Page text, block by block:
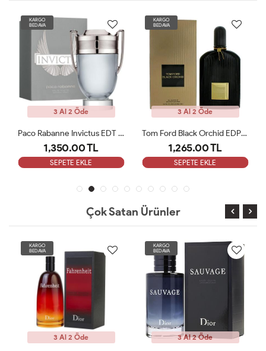
KARGO
BEDAVA
3 Al 2 Öde
Paco Rabanne Invictus EDT Erkek Parfüm 100 Ml ARC
1,350.00 TL
SEPETE EKLE
KARGO
BEDAVA
3 Al 2 Öde
Tom Ford Black Orchid EDP Parfüm 100ml ARC
1,265.00 TL
SEPETE EKLE
Çok Satan Ürünler
KARGO
BEDAVA
3 Al 2 Öde
KARGO
BEDAVA
3 Al 2 Öde